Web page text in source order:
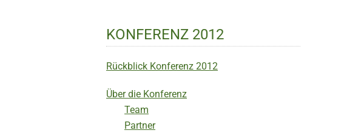
KONFERENZ 2012
Rückblick Konferenz 2012
Über die Konferenz
Team
Partner